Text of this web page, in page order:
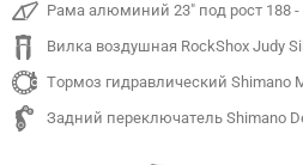
Рама алюминий 23" под рост 188 -
Тормоз гидравлический Shimano
Задний переключатель Shimano